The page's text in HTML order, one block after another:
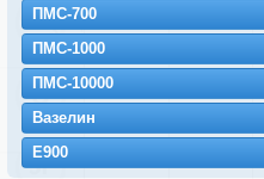
ПМС-700
ПМС-1000
ПМС-10000
Вазелин
E900